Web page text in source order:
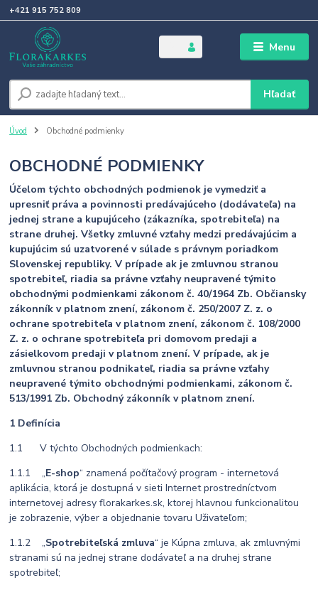
Menu
Hľadať
+421 915 752 809
Úvod Obchodné podmienky
OBCHODNÉ PODMIENKY
Účelom týchto obchodných podmienok je vymedziť a
upresniť práva a povinnosti predávajúceho (dodávateľa) na
jednej strane a kupujúceho (zákazníka, spotrebiteľa) na
strane druhej. Všetky zmluvné vzťahy medzi predávajúcim a
kupujúcim sú uzatvorené v súlade s právnym poriadkom
Slovenskej republiky. V prípade ak je zmluvnou stranou
spotrebiteľ, riadia sa právne vzťahy neupravené týmito
obchodnými podmienkami zákonom č. 40/1964 Zb. Občiansky
zákonník v platnom znení, zákonom č. 250/2007 Z. z. o
ochrane spotrebiteľa v platnom znení, zákonom č. 108/2000
Z. z. o ochrane spotrebiteľa pri domovom predaji a
zásielkovom predaji v platnom znení. V prípade, ak je
zmluvnou stranou podnikateľ, riadia sa právne vzťahy
neupravené týmito obchodnými podmienkami, zákonom č.
513/1991 Zb. Obchodný zákonník v platnom znení.
1 Definícia
1.1 V týchto Obchodných podmienkach:
1.1.1 „E-shop“ znamená počítačový program - internetová
aplikácia, ktorá je dostupná v sieti Internet prostredníctvom
internetovej adresy florakarkes.sk, ktorej hlavnou funkcionalitou
je zobrazenie, výber a objednanie tovaru Uživateľom;
1.1.2 „Spotrebiteľská zmluva“ je Kúpna zmluva, ak zmluvnými
stranami sú na jednej strane dodávateľ a na druhej strane
spotrebiteľ;